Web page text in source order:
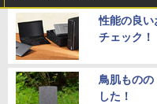
性能の良い
チェック！
鳥肌ものの
した！